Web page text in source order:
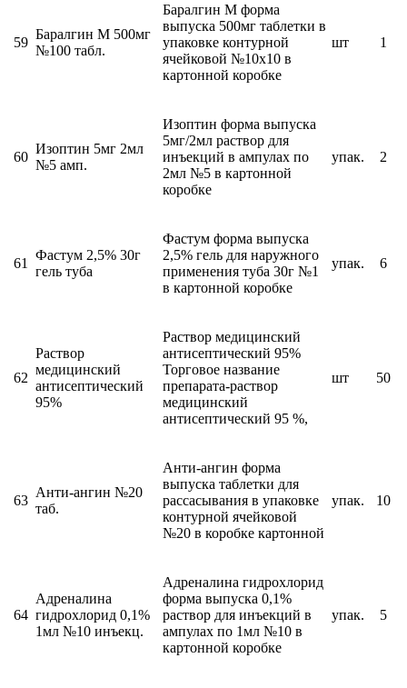
59
Баралгин М 500мг
№100 табл.
Баралгин М форма
выпуска 500мг таблетки в
упаковке контурной
ячейковой №10х10 в
картонной коробке
шт 1
60
Изоптин 5мг 2мл
№5 амп.
Изоптин форма выпуска
5мг/2мл раствор для
инъекций в ампулах по
2мл №5 в картонной
коробке
упак. 2
61
Фастум 2,5% 30г
гель туба
Фастум форма выпуска
2,5% гель для наружного
применения туба 30г №1
в картонной коробке
упак. 6
62
Раствор
медицинский
антисептический
95%
Раствор медицинский
антисептический 95%
Торговое название
препарата-раствор
медицинский
антисептический 95 %,
шт 50
63
Анти-ангин №20
таб.
Анти-ангин форма
выпуска таблетки для
рассасывания в упаковке
контурной ячейковой
№20 в коробке картонной
упак. 10
64
Адреналина
гидрохлорид 0,1%
1мл №10 инъекц.
Адреналина гидрохлорид
форма выпуска 0,1%
раствор для инъекций в
ампулах по 1мл №10 в
картонной коробке
упак. 5